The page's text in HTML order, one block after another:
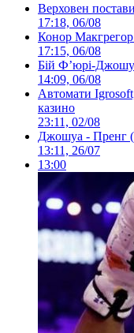
Верховен
17:18, 06/08
Конор Макгрегор
17:15, 06/08
Бій Ф’юрі-
14:09, 06/08
Автомати
казино
23:11, 02/08
Джошуа - Пренг
13:11, 26/07
13:00